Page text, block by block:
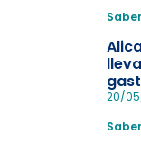
la
en
a
20/